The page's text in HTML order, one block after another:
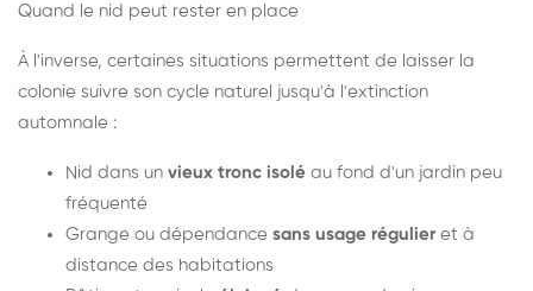
Quand le nid peut rester en place
À l'inverse, certaines situations permettent de laisser la
colonie suivre son cycle naturel jusqu'à l'extinction
automnale :
Nid dans un vieux tronc isolé au fond d'un jardin peu
fréquenté
Grange ou dépendance sans usage régulier et à
distance des habitations